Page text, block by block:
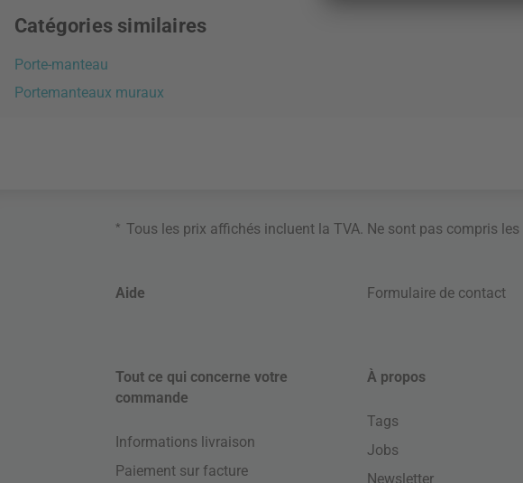
Catégories similaires
Porte-manteau
Portemanteaux muraux
* Tous les prix affichés incluent la TVA. Ne sont pas compris les
Aide Formulaire de contact
Tout ce qui concerne votre
commande
Informations livraison
Paiement sur facture
À propos
Tags
Jobs
Newsletter